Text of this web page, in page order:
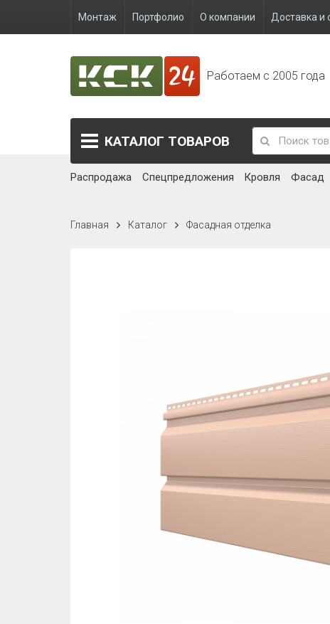
Монтаж Портфолио О компании Доставка и
Работаем с 2005 года
КАТАЛОГ ТОВАРОВ
Распродажа Спецпредложения Кровля Фасад
Главная Каталог Фасадная отделка